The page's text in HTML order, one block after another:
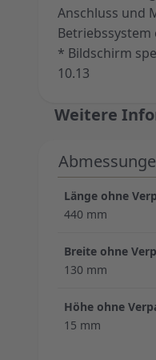
Anschluss und
Betriebssystem
* Bildschirm
10.13
Weitere
Länge ohne
440 mm
Breite ohne
130 mm
Höhe ohne
15 mm